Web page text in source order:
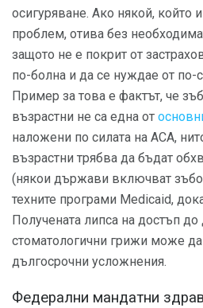
осигуряване. Ако някой, който
проблем, отива без
защото не е покрит от
по-болна и да се нуждае от по-
Пример за това е фактът, че
възрастни не са една от
наложени по силата на ACA,
възрастни трябва да бъдат
(някои държави включват
техните програми Medicaid,
Получената липса на достъп до
стоматологични грижи може
дългосрочни усложнения.
Федерални мандатни